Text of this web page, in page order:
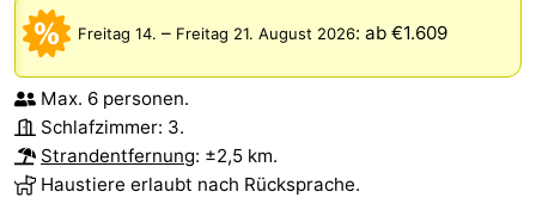
Freitag 14. – Freitag 21. August 2026: ab €1.609
Max. 6 personen.
Schlafzimmer: 3.
Strandentfernung: ±2,5 km.
Haustiere erlaubt nach Rücksprache.